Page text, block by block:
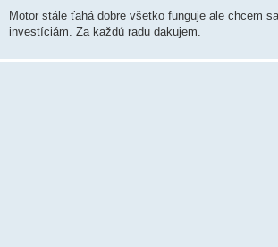
Motor stále ťahá dobre všetko funguje ale chcem
investíciám. Za každú radu dakujem.